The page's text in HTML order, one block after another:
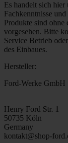
Es handelt sich
Fachkenntnisse
Produkte sind ohne
vorgesehen. Bitte
Service Betrieb
des Einbaues.
Hersteller:
Ford-Werke GmbH
Henry Ford Str. 1
50735 Köln
Germany
kontakt@shop-